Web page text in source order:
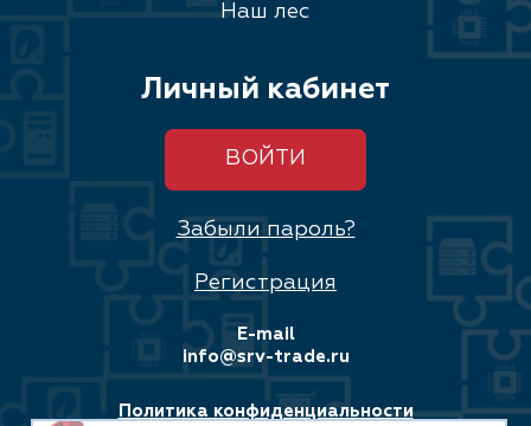
Наш лес
Личный кабинет
ВОЙТИ
Забыли пароль?
Регистрация
E-mail
info@srv-trade.ru
Политика конфиденциальности